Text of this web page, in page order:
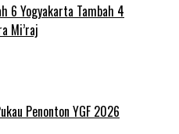
6 Yogyakarta Tambah 4
Mi’raj
Penonton YGF 2026